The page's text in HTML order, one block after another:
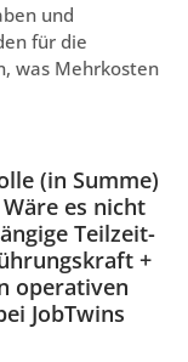
und
für die
was Mehrkosten
(in Summe)
es nicht
Teilzeit-
+
operativen
JobTwins